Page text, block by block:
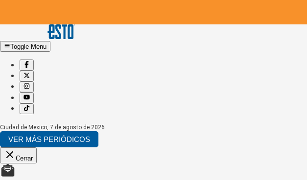
Toggle Menu
Ciudad de Mexico, 7 de agosto de 2026
VER MÁS PERIÓDICOS
Cerrar